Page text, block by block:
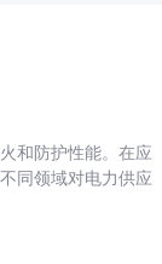
和防护性能。在应
同领域对电力供应